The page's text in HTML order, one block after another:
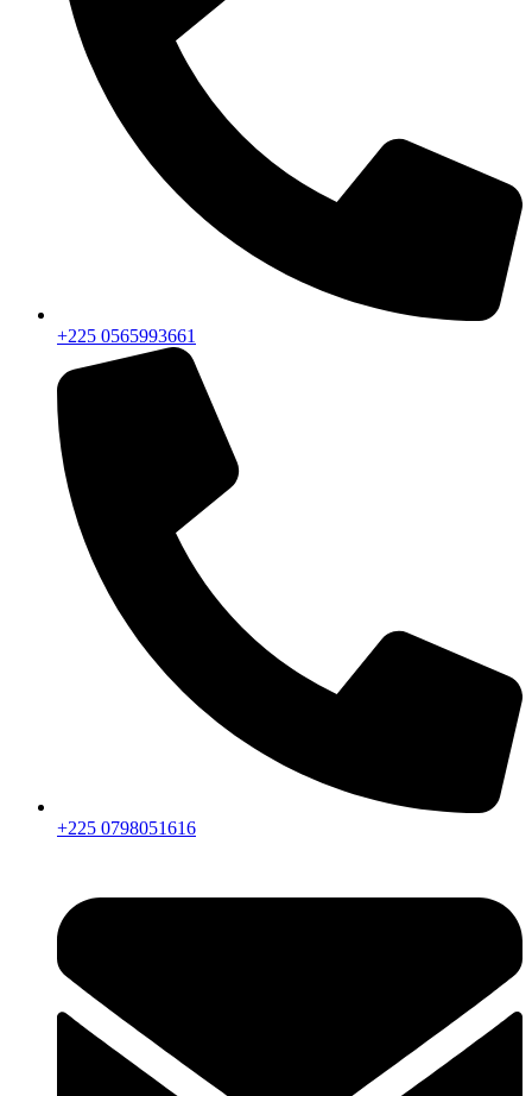
+225 0565993661
+225 0798051616